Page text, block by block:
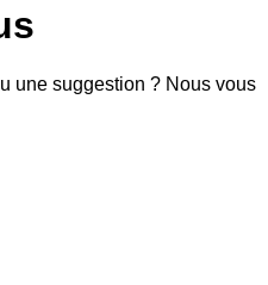
une suggestion ? Nous vous